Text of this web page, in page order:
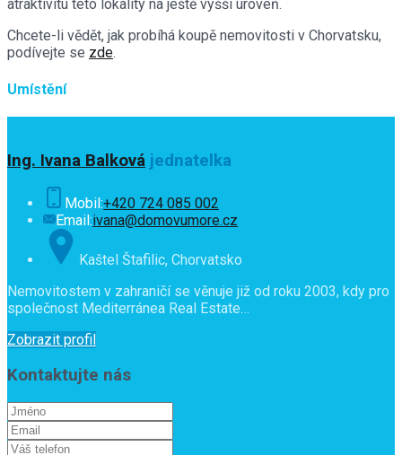
atraktivitu této lokality na ještě vyšší úroveň.
Chcete-li vědět, jak probíhá koupě nemovitosti v Chorvatsku,
podívejte se zde.
Umístění
Ing. Ivana Balková jednatelka
Mobil:+420 724 085 002
Email:ivana@domovumore.cz
Kaštel Štafilic, Chorvatsko
Nemovitostem v zahraničí se věnuje již od roku 2003, kdy pro
společnost Mediterránea Real Estate…
Zobrazit profil
Kontaktujte nás